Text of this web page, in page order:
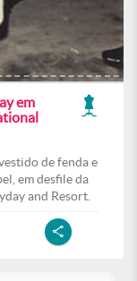
em
de fenda e
em desfile da
and Resort.